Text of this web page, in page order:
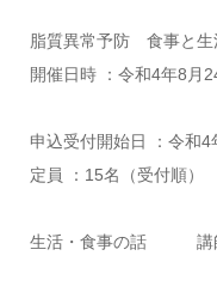
脂質異常予防 食事と生
開催日時 ：令和4年8月
申込受付開始日 ：令和
定員 ：15名（受付順）
生活・食事の話 講